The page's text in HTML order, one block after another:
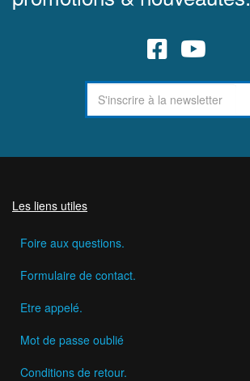
Les liens utiles
Foire aux questions.
Formulaire de contact.
Etre appelé.
Mot de passe oublié
Conditions de retour.